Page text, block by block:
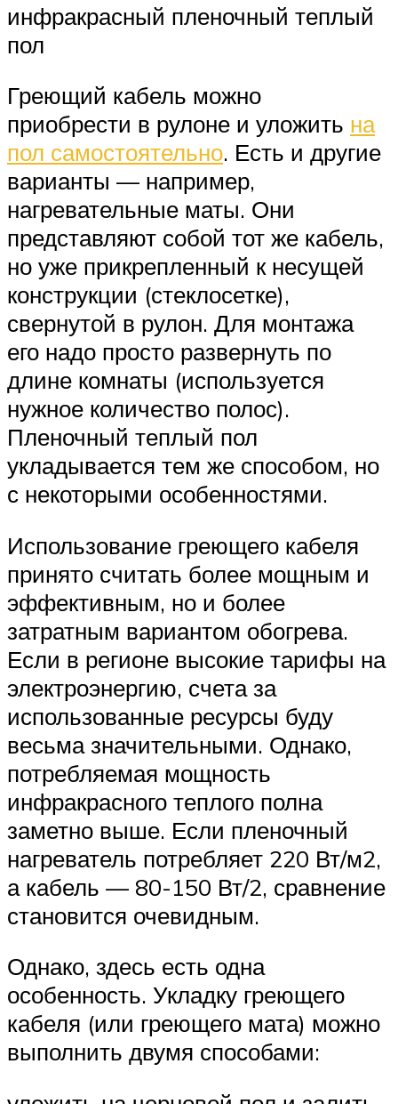
инфракрасный пленочный теплый
пол
Греющий кабель можно
приобрести в рулоне и уложить на
пол самостоятельно. Есть и другие
варианты — например,
нагревательные маты. Они
представляют собой тот же кабель,
но уже прикрепленный к несущей
конструкции (стеклосетке),
свернутой в рулон. Для монтажа
его надо просто развернуть по
длине комнаты (используется
нужное количество полос).
Пленочный теплый пол
укладывается тем же способом, но
с некоторыми особенностями.
Использование греющего кабеля
принято считать более мощным и
эффективным, но и более
затратным вариантом обогрева.
Если в регионе высокие тарифы на
электроэнергию, счета за
использованные ресурсы буду
весьма значительными. Однако,
потребляемая мощность
инфракрасного теплого полна
заметно выше. Если пленочный
нагреватель потребляет 220 Вт/м2,
а кабель — 80-150 Вт/2, сравнение
становится очевидным.
Однако, здесь есть одна
особенность. Укладку греющего
кабеля (или греющего мата) можно
выполнить двумя способами: